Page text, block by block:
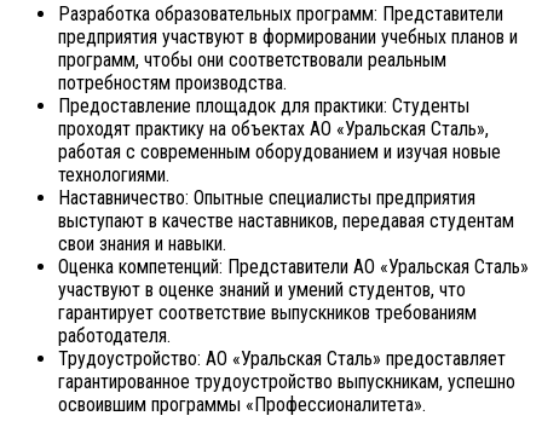
Разработка образовательных программ: Представители
предприятия участвуют в формировании учебных планов и
программ, чтобы они соответствовали реальным
потребностям производства.
Предоставление площадок для практики: Студенты
проходят практику на объектах АО «Уральская Сталь»,
работая с современным оборудованием и изучая новые
технологиями.
Наставничество: Опытные специалисты предприятия
выступают в качестве наставников, передавая студентам
свои знания и навыки.
Оценка компетенций: Представители АО «Уральская Сталь»
участвуют в оценке знаний и умений студентов, что
гарантирует соответствие выпускников требованиям
работодателя.
Трудоустройство: АО «Уральская Сталь» предоставляет
гарантированное трудоустройство выпускникам, успешно
освоившим программы «Профессионалитета».